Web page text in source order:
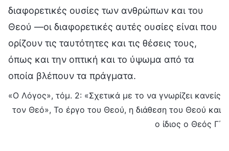
διαφορετικές ουσίες των ανθρώπων και του
Θεού —οι διαφορετικές αυτές ουσίες είναι που
ορίζουν τις ταυτότητες και τις θέσεις τους,
όπως και την οπτική και το ύψωμα από τα
οποία βλέπουν τα πράγματα.
«Ο Λόγος», τόμ. 2: «Σχετικά με το να γνωρίζει κανείς
τον Θεό», Το έργο του Θεού, η διάθεση του Θεού και
ο ίδιος ο Θεός Γ΄